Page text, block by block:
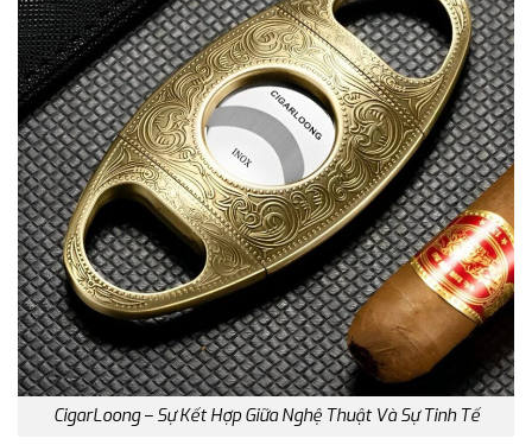
CigarLoong – Sự Kết Hợp Giữa Nghệ Thuật Và Sự Tinh Tế